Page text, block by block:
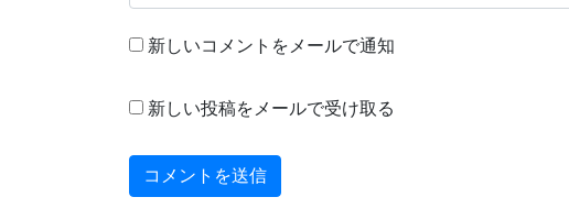
新しいコメントをメールで通知
新しい投稿をメールで受け取る